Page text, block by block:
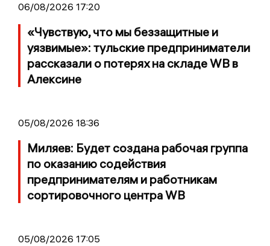
06/08/2026 17:20
«Чувствую, что мы беззащитные и
уязвимые»: тульские предприниматели
рассказали о потерях на складе WB в
Алексине
05/08/2026 18:36
Миляев: Будет создана рабочая группа
по оказанию содействия
предпринимателям и работникам
сортировочного центра WB
05/08/2026 17:05